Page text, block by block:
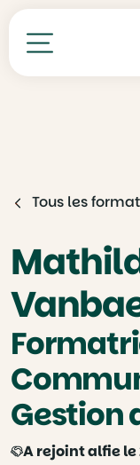
Toutes nos
Tous les
Gestion
A rejoint alfie le